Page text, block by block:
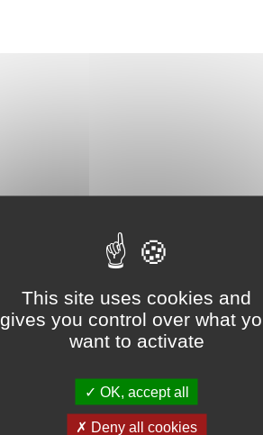
This site uses cookies and
gives you control over what
want to activate
OK, accept all
Deny all cookies